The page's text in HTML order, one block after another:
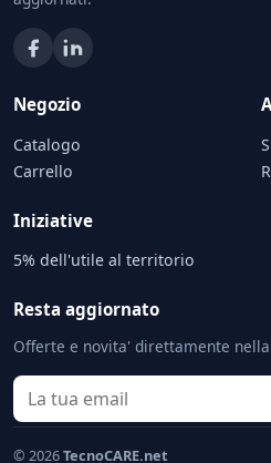
Negozio
Catalogo
Carrello
Iniziative
5% dell'utile al territorio
Resta aggiornato
Offerte e novita' direttamente
© 2026TecnoCARE.net